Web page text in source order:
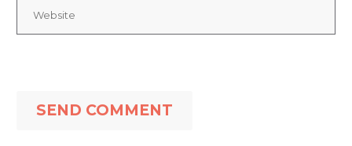
SEND COMMENT